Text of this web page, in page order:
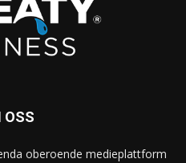
OSS
oberoende medieplattform